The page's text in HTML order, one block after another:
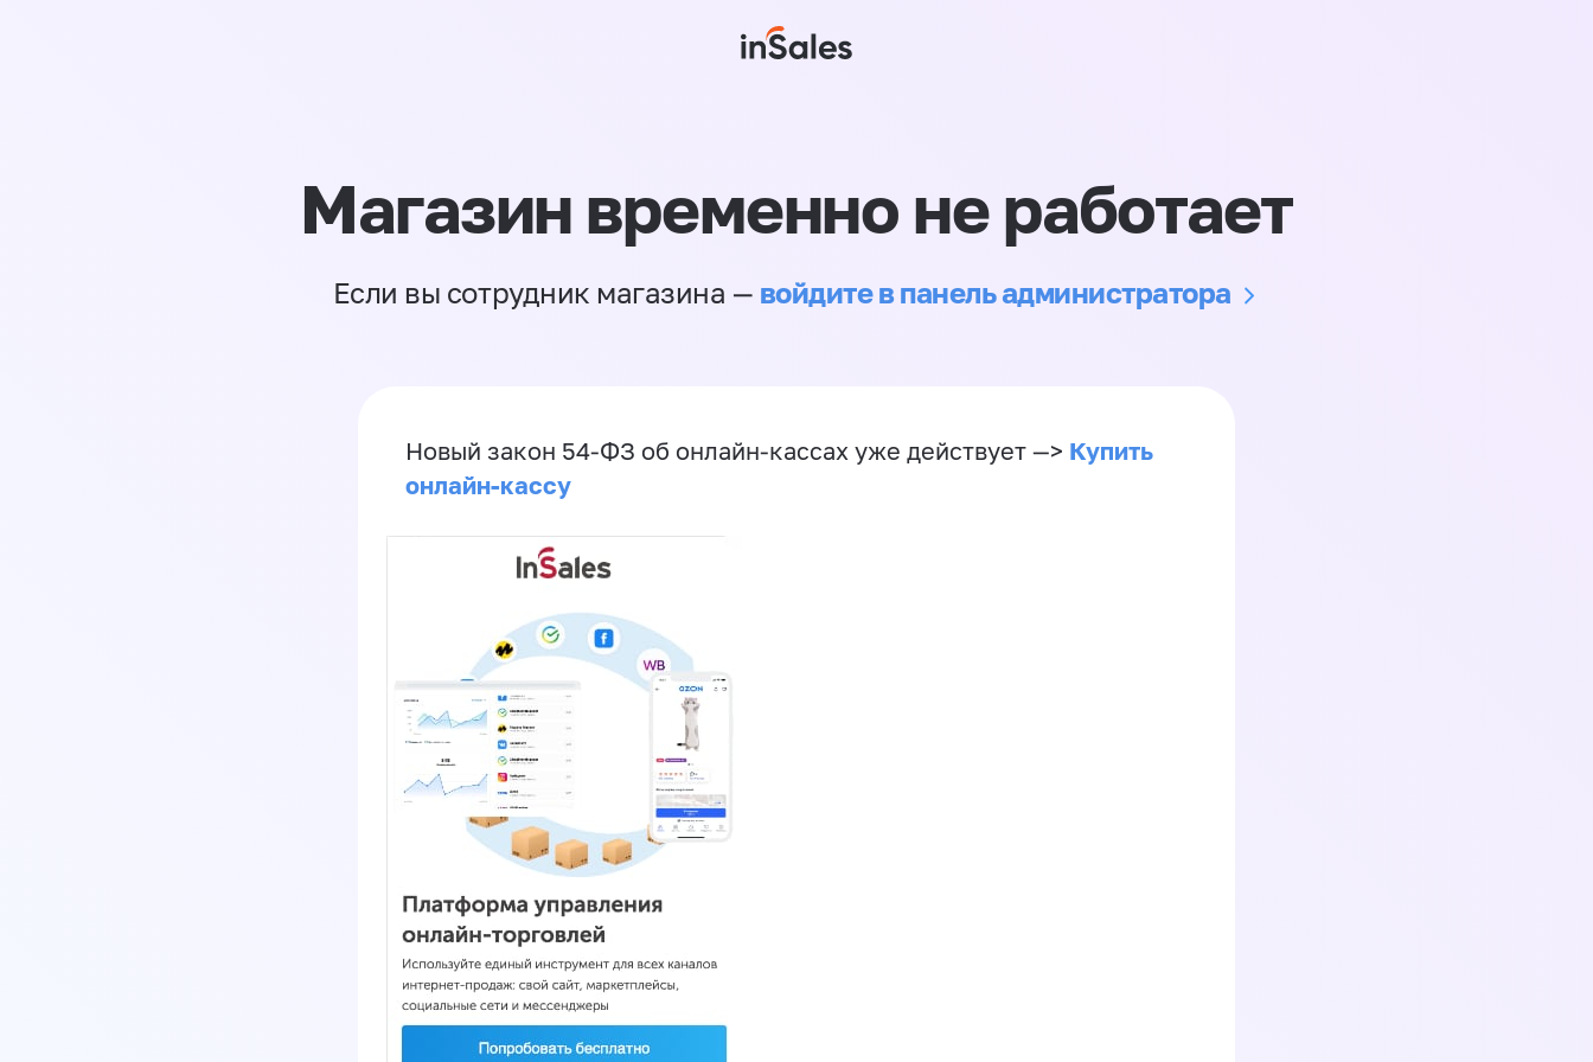
Магазин временно не работает
Если вы сотрудник магазина — войдите в панель администратора
Новый закон 54-ФЗ об онлайн-кассах уже действует —> Купить
онлайн-кассу